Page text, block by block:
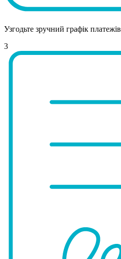
Узгодьте зручний графік платежів
3